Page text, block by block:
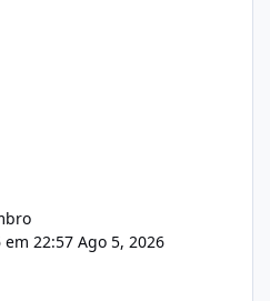
em 22:57 Ago 5, 2026